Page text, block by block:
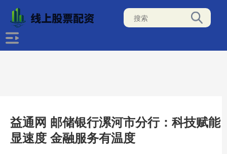
益通网 邮储银行漯河市分行：科技赋能
显速度 金融服务有温度